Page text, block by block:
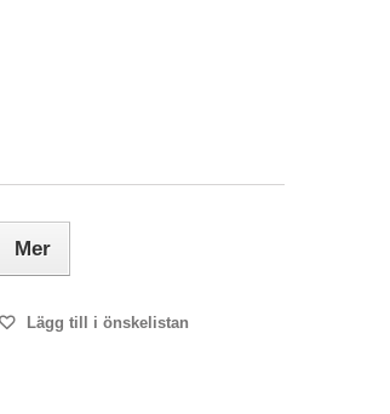
Mer
Lägg till i önskelistan